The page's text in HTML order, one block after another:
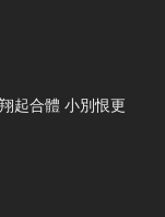
起合體 小別恨更